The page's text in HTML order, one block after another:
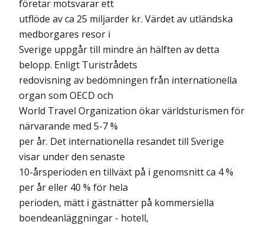
företar motsvarar ett
utflöde av ca 25 miljarder kr. Värdet av utländska
medborgares resor i
Sverige uppgår till mindre än hälften av detta
belopp. Enligt Turistrådets
redovisning av bedömningen från internationella
organ som OECD och
World Travel Organization ökar världsturismen för
närvarande med 5-7 %
per år. Det internationella resandet till Sverige
visar under den senaste
10-årsperioden en tillväxt på i genomsnitt ca 4 %
per år eller 40 % för hela
perioden, mätt i gästnätter på kommersiella
boendeanläggningar - hotell,